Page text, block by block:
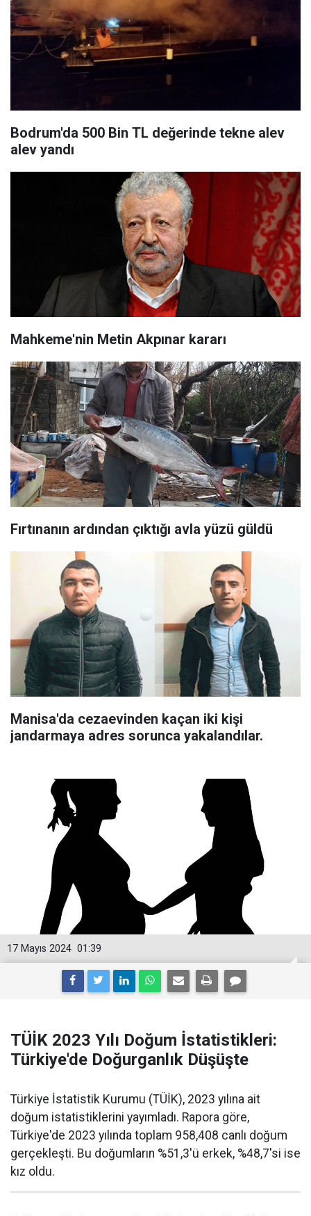
Bodrum'da 500 Bin TL değerinde tekne alev
alev yandı
Mahkeme'nin Metin Akpınar kararı
Fırtınanın ardından çıktığı avla yüzü güldü
Manisa'da cezaevinden kaçan iki kişi
jandarmaya adres sorunca yakalandılar.
01:39
17 Mayıs 2024
TÜİK 2023 Yılı Doğum İstatistikleri:
Türkiye'de Doğurganlık Düşüşte
Türkiye İstatistik Kurumu (TÜİK), 2023 yılına ait
doğum istatistiklerini yayımladı. Rapora göre,
Türkiye'de 2023 yılında toplam 958,408 canlı doğum
gerçekleşti. Bu doğumların %51,3'ü erkek, %48,7'si ise
kız oldu.